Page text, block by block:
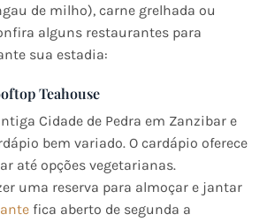
de milho), carne grelhada ou
alguns restaurantes para
sua estadia:
Teahouse
Cidade de Pedra em Zanzibar e
bem variado. O cardápio oferece
até opções vegetarianas.
uma reserva para almoçar e jantar
fica aberto de segunda a